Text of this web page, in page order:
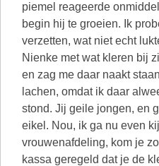
piemel reageerde
begin hij te groeien. Ik
verzetten, wat niet echt
Nienke met wat kleren bij
en zag me daar naakt
lachen, omdat ik daar
stond. Jij geile jongen, en
eikel. Nou, ik ga nu even
vrouwenafdeling, kom je
kassa geregeld dat je de